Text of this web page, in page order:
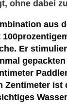
ohne dabei
aus
Er
Zentimeter ist